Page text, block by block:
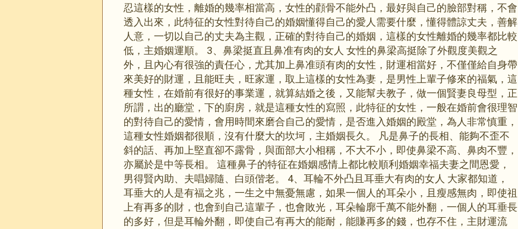
忍這樣的女性，離婚的幾率相當高，女性的顴骨不能外凸，最好與自己的臉部對稱，不會
透入出來，此特征的女性對待自己的婚姻懂得自己的愛人需要什麼，懂得體諒丈夫，善解
人意，一切以自己的丈夫為主觀，正確的對待自己的婚姻，這樣的女性離婚的幾率都比較
低，主婚姻運順。 3、鼻梁挺直且鼻准有肉的女人 女性的鼻梁高挺除了外觀度美觀之
外，且內心有很強的責任心，尤其加上鼻准頭有肉的女性，財運相當好，不僅僅給自身帶
來美好的財運，且能旺夫，旺家運，取上這樣的女性為妻，是男性上輩子修來的福氣，這
種女性，在婚前有很好的事業運，就算結婚之後，又能幫夫教子，做一個賢妻良母型，正
所謂，出的廳堂，下的廚房，就是這種女性的寫照，此特征的女性，一般在婚前會很理智
的對待自己的愛情，會用時間來磨合自己的愛情，是否進入婚姻的殿堂，為人非常慎重，
這種女性婚姻都很順，沒有什麼大的坎坷，主婚姻長久。 凡是鼻子的長相、能夠不歪不
斜的話、再加上堅直卻不露骨，與面部大小相稱，不大不小，即使鼻梁不高、鼻肉不豐，
亦屬於是中等長相。 這種鼻子的特征在婚姻感情上都比較順利婚姻幸福夫妻之間恩愛，
男得賢內助、夫唱婦隨、白頭偕老。 4、耳輪不外凸且耳垂大有肉的女人 大家都知道，
耳垂大的人是有福之兆，一生之中無憂無慮，如果一個人的耳朵小，且瘦感無肉，即使祖
上有再多的財，也會到自己這輩子，也會敗光，耳朵輪廓千萬不能外翻，一個人的耳垂長
的多好，但是耳輪外翻，即使自己有再大的能耐，能賺再多的錢，也存不住，主財運流